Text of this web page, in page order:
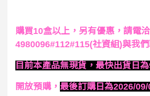
購買10盒以上，另有優惠，請電
4980096#112#115(社資組)與我
目前本產品無現貨，最快出貨日
開放預購， 最後訂購日為2026/09/